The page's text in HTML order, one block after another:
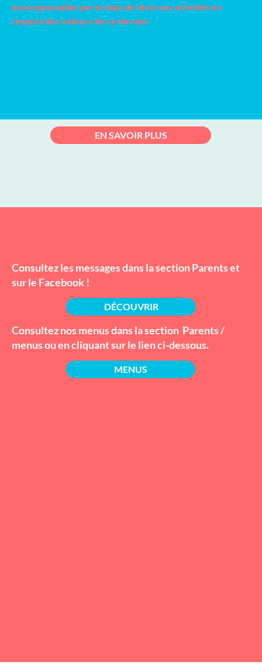
écoresponsable par le biais de diverses activités en
respect des valeurs de ce dernier.
EN SAVOIR PLUS
Consultez les messages dans la section Parentset
sur le Facebook !
DÉCOUVRIR
Consultez nosmenusdans la section Parents /
menusou en cliquant sur le lien ci-dessous.
MENUS